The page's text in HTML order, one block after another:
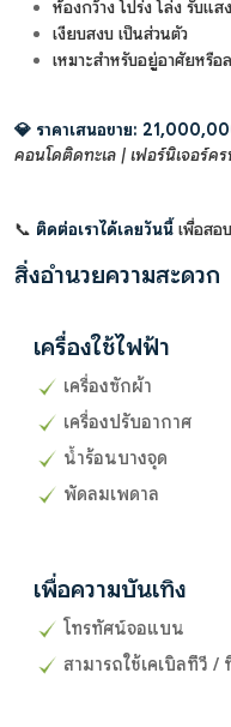
ห้องกว้าง โปร่ง โล่ง รับแส
เงียบสงบ เป็นส่วนตัว
เหมาะสำหรับอยู่อาศัยหรือ
💎 ราคาเสนอขาย:
คอนโดติดทะเล | เฟอร์นิเจอร์ค
📞 ติดต่อเราได้เลยวันนี้ เพื่อสอ
สิ่งอำนวยความสะดวก
เครื่องใช้ไฟฟ้า
เครื่องซักผ้า
เครื่องปรับอากาศ
น้ำร้อนบางจุด
พัดลมเพดาล
เพื่อความบันเทิง
โทรทัศน์จอแบน
สามารถใช้เคเบิลทีวี /